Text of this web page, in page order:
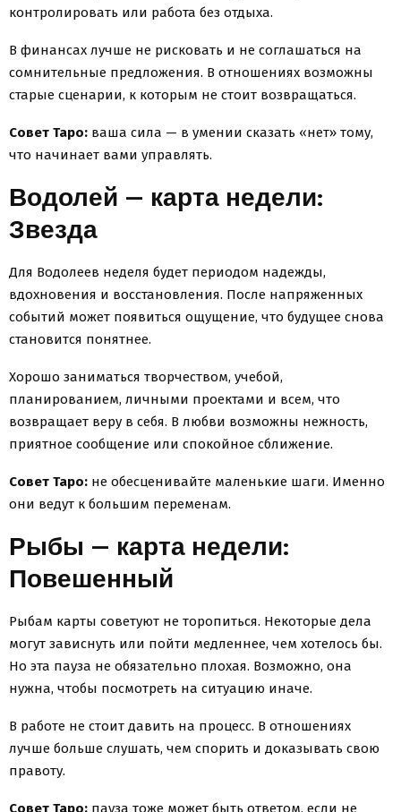
контролировать или работа без отдыха.
В финансах лучше не рисковать и не соглашаться на
сомнительные предложения. В отношениях возможны
старые сценарии, к которым не стоит возвращаться.
Совет Таро: ваша сила — в умении сказать «нет» тому,
что начинает вами управлять.
Водолей — карта недели:
Звезда
Для Водолеев неделя будет периодом надежды,
вдохновения и восстановления. После напряженных
событий может появиться ощущение, что будущее снова
становится понятнее.
Хорошо заниматься творчеством, учебой,
планированием, личными проектами и всем, что
возвращает веру в себя. В любви возможны нежность,
приятное сообщение или спокойное сближение.
Совет Таро: не обесценивайте маленькие шаги. Именно
они ведут к большим переменам.
Рыбы — карта недели:
Повешенный
Рыбам карты советуют не торопиться. Некоторые дела
могут зависнуть или пойти медленнее, чем хотелось бы.
Но эта пауза не обязательно плохая. Возможно, она
нужна, чтобы посмотреть на ситуацию иначе.
В работе не стоит давить на процесс. В отношениях
лучше больше слушать, чем спорить и доказывать свою
правоту.
Совет Таро: пауза тоже может быть ответом, если не